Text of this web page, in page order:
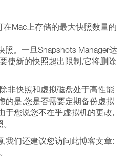
在Mac上存储的最大快照数量的
照。一旦Snapshots Manager达
使新的快照超出限制,它将删除
非快照和虚拟磁盘处于高性能
的是,您是否需要定期备份虚拟
于您说您不在乎虚拟机的更改,
我们还建议您访问此博客文章:
。